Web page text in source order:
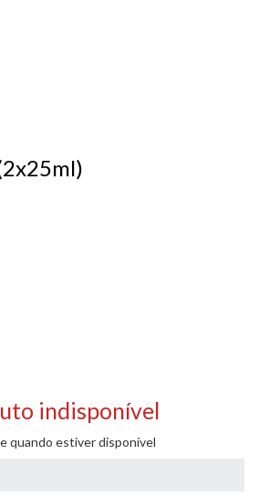
indisponível
quando estiver disponível